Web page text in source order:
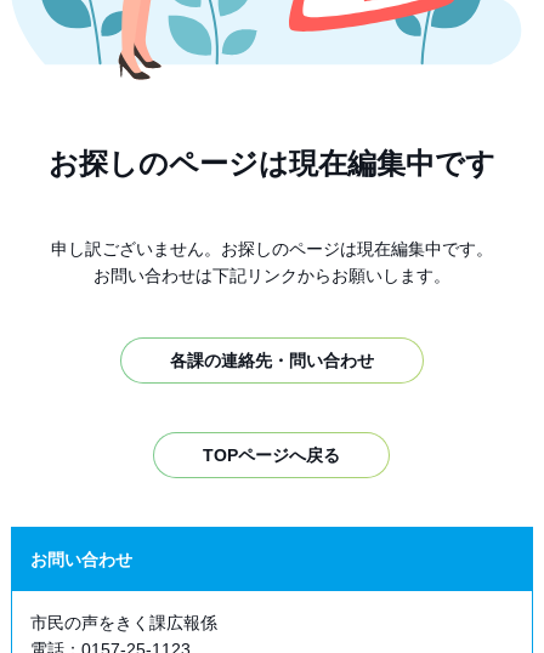
お探しのページは現在編集中です
申し訳ございません。お探しのページは現在編集中です。
お問い合わせは下記リンクからお願いします。
各課の連絡先・問い合わせ
TOPページへ戻る
お問い合わせ
市民の声をきく課広報係
電話：0157-25-1123